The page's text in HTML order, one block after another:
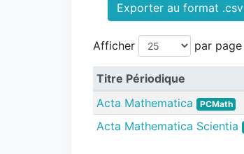
Exporter au format .csv
Afficher par page
Titre Périodique
Acta Mathematica
PCMath
Acta Mathematica Scientia